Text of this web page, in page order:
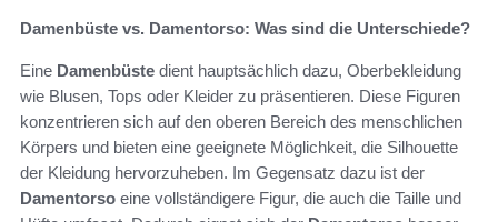
Damenbüste vs. Damentorso: Was sind die Unterschiede?
Eine Damenbüste dient hauptsächlich dazu, Oberbekleidung
wie Blusen, Tops oder Kleider zu präsentieren. Diese Figuren
konzentrieren sich auf den oberen Bereich des menschlichen
Körpers und bieten eine geeignete Möglichkeit, die Silhouette
der Kleidung hervorzuheben. Im Gegensatz dazu ist der
Damentorso eine vollständigere Figur, die auch die Taille und